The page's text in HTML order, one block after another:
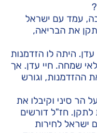
עמד עם ישראל
את הבריאה,
היתה לו הזדמנות
שמחה. חיי עדן. אך
ההזדמנות, וגורש
הר סיני וקיבלו את
לתקן. חז"ל דורשים
ישראל לחירות